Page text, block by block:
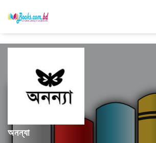
অনন্যা